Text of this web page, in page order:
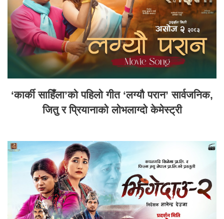
‘कार्की साहिँला’को पहिलो गीत ‘लग्यौ परान’ सार्वजनिक,
जितु र प्रियानाको लोभलाग्दो केमेस्ट्री